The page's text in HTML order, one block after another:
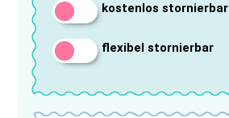
kostenlos stornierbar
flexibel stornierbar